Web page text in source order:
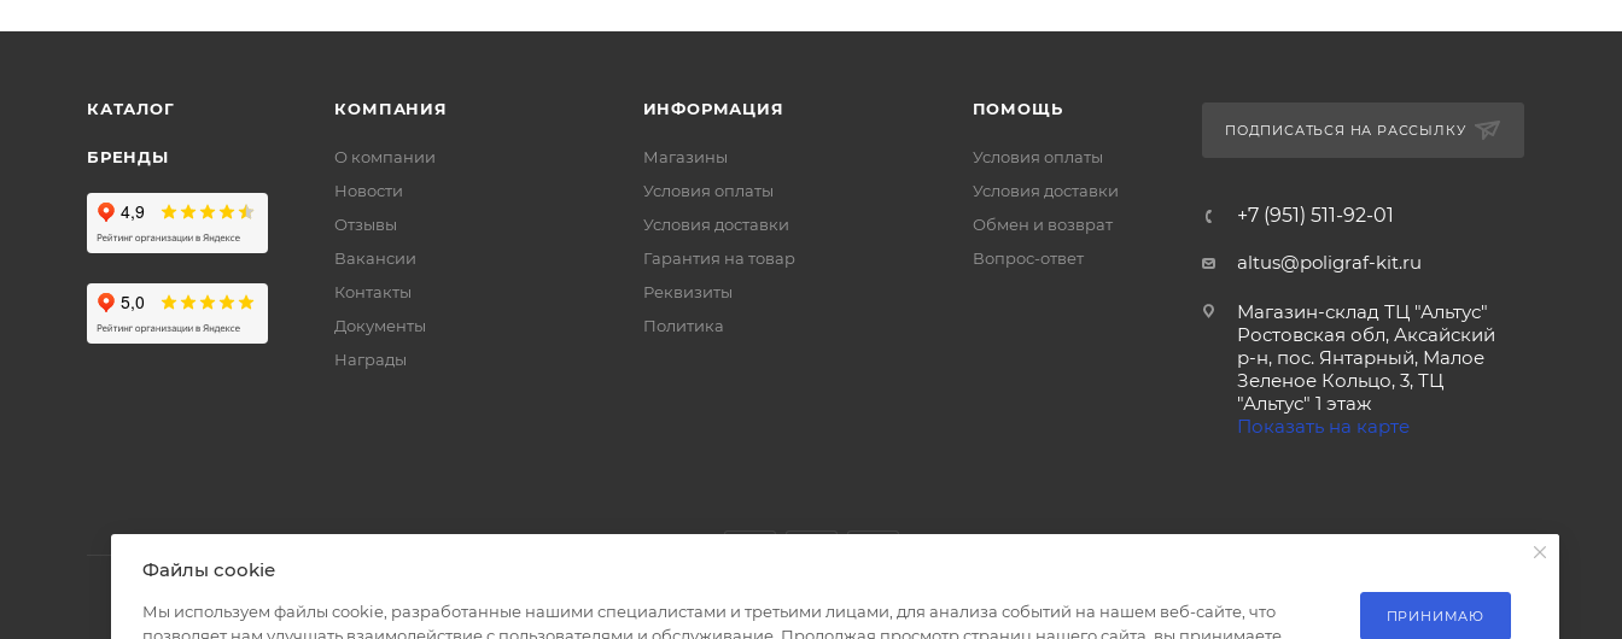
КАТАЛОГ
БРЕНДЫ
КОМПАНИЯ
О компании
Новости
Отзывы
Вакансии
Контакты
Документы
Награды
ИНФОРМАЦИЯ
Магазины
Условия оплаты
Условия доставки
Гарантия на товар
Реквизиты
Политика
ПОМОЩЬ
Условия оплаты
Условия доставки
Обмен и возврат
Вопрос-ответ
ПОДПИСАТЬСЯ НА РАССЫЛКУ
+7 (951) 511-92-01
altus@poligraf-kit.ru
Магазин-склад ТЦ "Альтус"
Ростовская обл, Аксайский
р-н, пос. Янтарный, Малое
Зеленое Кольцо, 3, ТЦ
"Альтус" 1 этаж
Показать на карте
Файлы cookie
Мы используем файлы cookie, разработанные нашими специалистами и третьими лицами, для анализа событий на нашем веб-сайте, что
ПРИНИМАЮ